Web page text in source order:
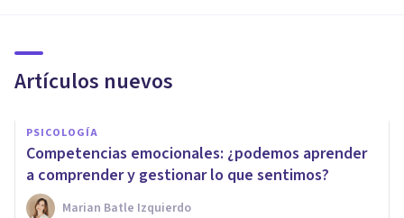
Artículos nuevos
PSICOLOGÍA
Competencias emocionales: ¿podemos aprender
a comprender y gestionar lo que sentimos?
Marian Batle Izquierdo